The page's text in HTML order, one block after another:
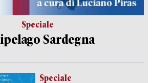
Speciale
Sardegna
Speciale